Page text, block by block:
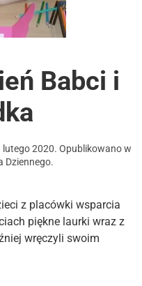
Babci i
lutego 2020. Opublikowano w
Dziennego.
z placówki wsparcia
piękne laurki wraz z
wręczyli swoim